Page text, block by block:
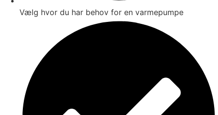
Vælg hvor du har behov for en varmepumpe